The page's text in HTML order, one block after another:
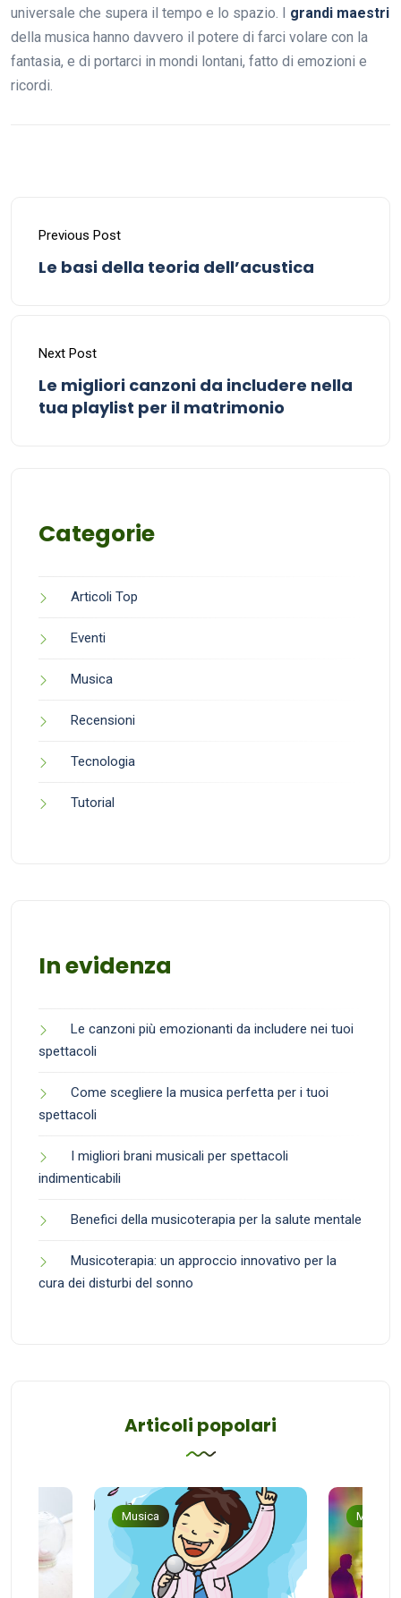
universale che supera il tempo e lo spazio. I grandi maestri
della musica hanno davvero il potere di farci volare con la
fantasia, e di portarci in mondi lontani, fatto di emozioni e
ricordi.
Previous Post
Le basi della teoria dell’acustica
Next Post
Le migliori canzoni da includere nella
tua playlist per il matrimonio
Categorie
Articoli Top
Eventi
Musica
Recensioni
Tecnologia
Tutorial
In evidenza
Le canzoni più emozionanti da includere nei tuoi
spettacoli
Come scegliere la musica perfetta per i tuoi
spettacoli
I migliori brani musicali per spettacoli
indimenticabili
Benefici della musicoterapia per la salute mentale
Musicoterapia: un approccio innovativo per la
cura dei disturbi del sonno
Articoli popolari
Musica Musica